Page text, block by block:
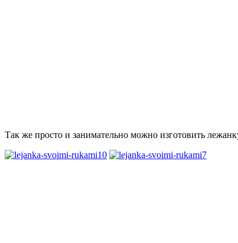
Так же просто и занимательно можно изготовить